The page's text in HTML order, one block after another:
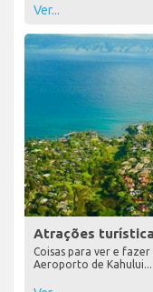
Ver...
Atrações
Coisas para ver e
Aeroporto de Kahului...